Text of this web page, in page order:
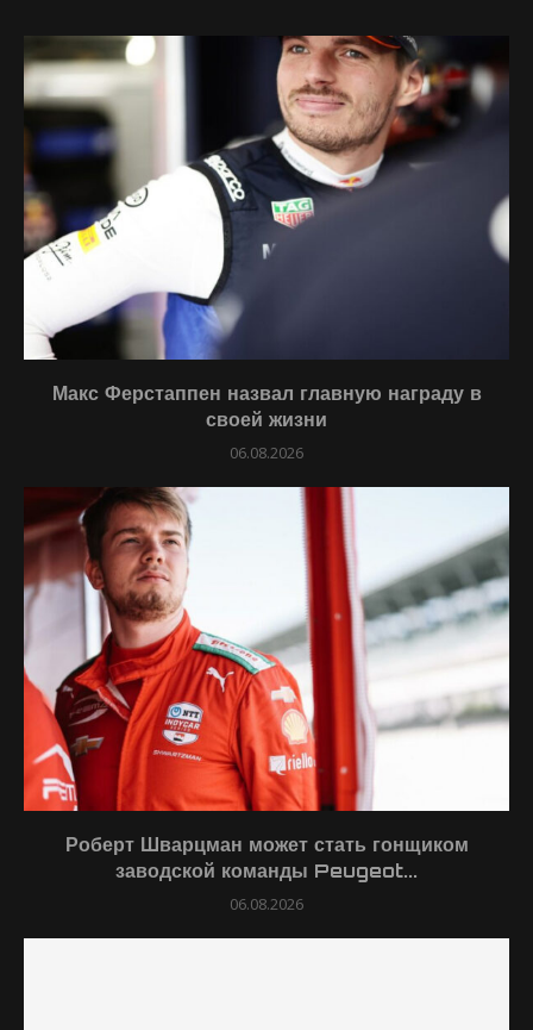
Макс Ферстаппен назвал главную награду в
своей жизни
06.08.2026
Роберт Шварцман может стать гонщиком
заводской команды Peugeot...
06.08.2026